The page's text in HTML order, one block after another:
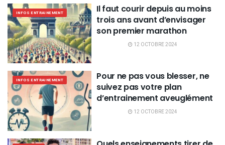
INFOS ENTRAINEMENT
Il faut courir depuis au moins
trois ans avant d’envisager
son premier marathon
12 OCTOBRE 2024
INFOS ENTRAINEMENT
Pour ne pas vous blesser, ne
suivez pas votre plan
d’entrainement aveuglément
12 OCTOBRE 2024